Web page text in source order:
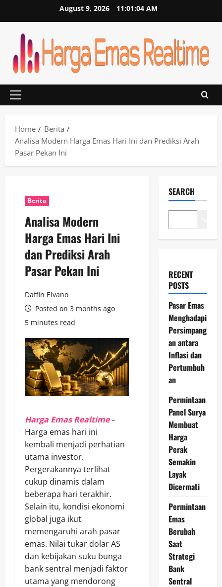
August 9, 2026 11:01:04 AM
Primary
Home
Berita
Analisa Modern Harga Emas Hari Ini dan Prediksi Arah
Pasar Pekan Ini
Berita
Analisa Modern
Harga Emas Hari Ini
dan Prediksi Arah
Pasar Pekan Ini
Daffin Elvano
Posted on 3 months ago
5 minutes read
Harga Emas Realtime–
Harga emas hari ini
kembali menjadi perhatian
utama investor.
Pergerakannya terlihat
cukup dinamis dalam
beberapa hari terakhir.
Selain itu, kondisi ekonomi
global juga ikut
memengaruhi arah pasar
emas. Nilai tukar dolar AS
dan kebijakan suku bunga
bank sentral menjadi faktor
utama yang mendorong
SEARCH
RECENT
POSTS
Pasar Emas
Menghadapi
Persimpang
an antara
Inflasi dan
Pertumbuh
an
Permintaan
Panel Surya
Membuat
Harga
Perak
Semakin
Layak
Dicermati
Permintaan
Emas
Berubah
Saat
Strategi
Bank
Sentral